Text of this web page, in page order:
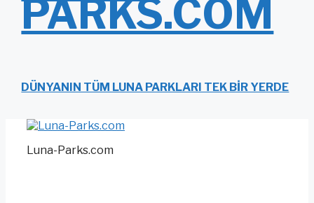
PARKS.COM
DÜNYANIN TÜM LUNA PARKLARI TEK BIR YERDE
Luna-Parks.com